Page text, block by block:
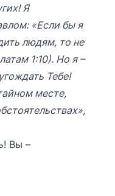
Я
«Если бы я
людям, то не
1:10). Но я –
Тебе!
месте,
Вы –